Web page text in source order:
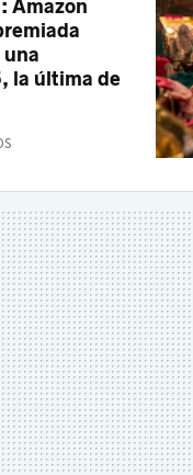
Amazon
la última de